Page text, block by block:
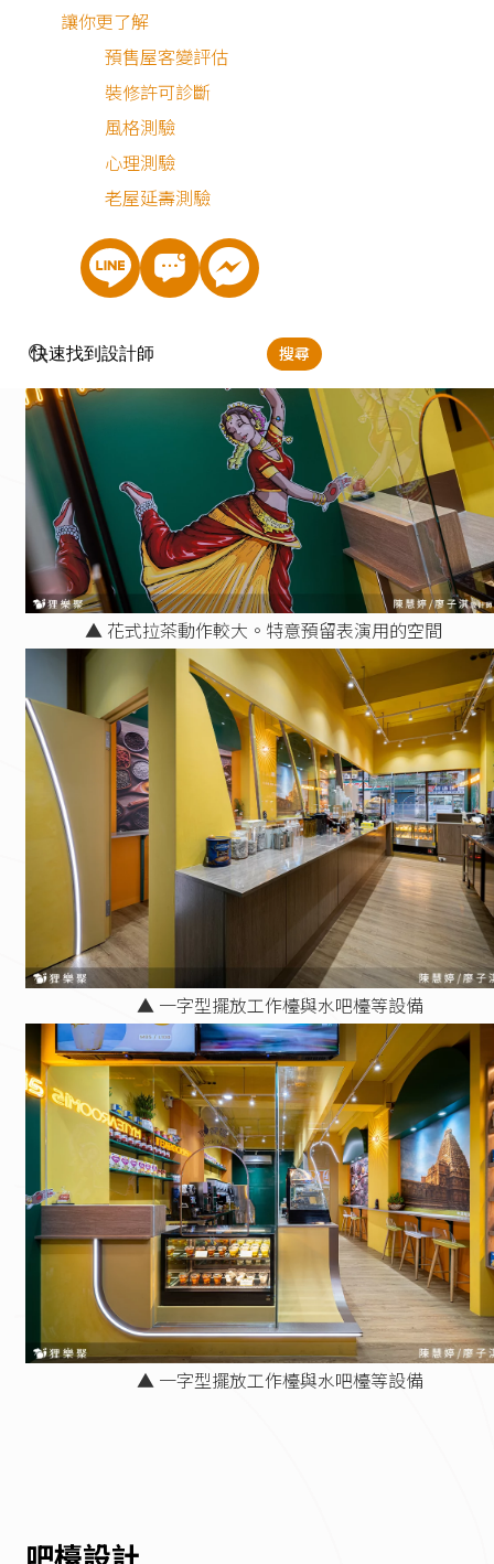
讓你更了解
預售屋客變評估
裝修許可診斷
風格測驗
心理測驗
老屋延壽測驗
搜尋
放，確保拉茶完成後工作動線順暢。
延伸閱讀：<<裝潢設計費用又爆了？學會預算分配變身成裝
▲ 花式拉茶動作較大。特意預留表演用的空間
▲ 一字型擺放工作檯與水吧檯等設備
▲ 一字型擺放工作檯與水吧檯等設備